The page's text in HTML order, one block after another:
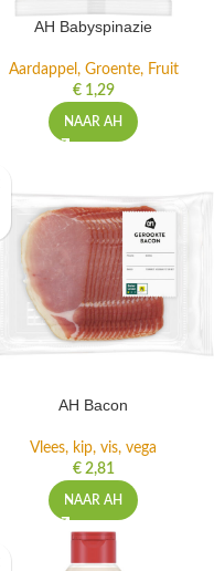
AH Babyspinazie
Aardappel, Groente, Fruit
€1,29
NAAR AH
AH Bacon
Vlees, kip, vis, vega
€2,81
NAAR AH